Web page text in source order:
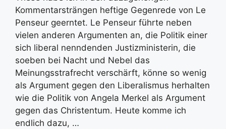
Kommentarsträngen heftige Gegenrede von Le
Penseur geerntet. Le Penseur führte neben
vielen anderen Argumenten an, die Politik einer
sich liberal nenndenden Justizministerin, die
soeben bei Nacht und Nebel das
Meinungsstrafrecht verschärft, könne so wenig
als Argument gegen den Liberalismus herhalten
wie die Politik von Angela Merkel als Argument
gegen das Christentum. Heute komme ich
endlich dazu, …